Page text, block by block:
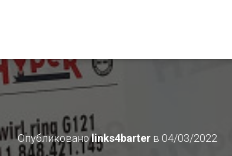
Опубликованоlinks4barter в 04/03/2022